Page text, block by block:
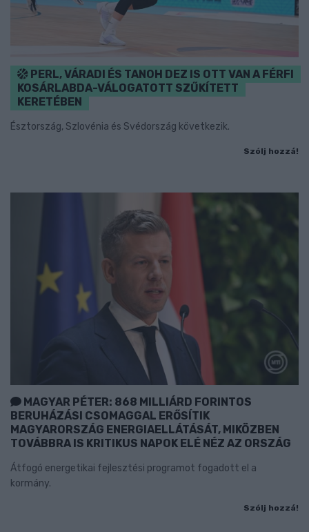
PERL, VÁRADI ÉS TANOH DEZ IS OTT VAN A FÉRFI
KOSÁRLABDA-VÁLOGATOTT SZŰKÍTETT
KERETÉBEN
Észtország, Szlovénia és Svédország következik.
Szólj hozzá!
MAGYAR PÉTER: 868 MILLIÁRD FORINTOS
BERUHÁZÁSI CSOMAGGAL ERŐSÍTIK
MAGYARORSZÁG ENERGIAELLÁTÁSÁT, MIKÖZBEN
TOVÁBBRA IS KRITIKUS NAPOK ELÉ NÉZ AZ ORSZÁG
Átfogó energetikai fejlesztési programot fogadott el a
kormány.
Szólj hozzá!